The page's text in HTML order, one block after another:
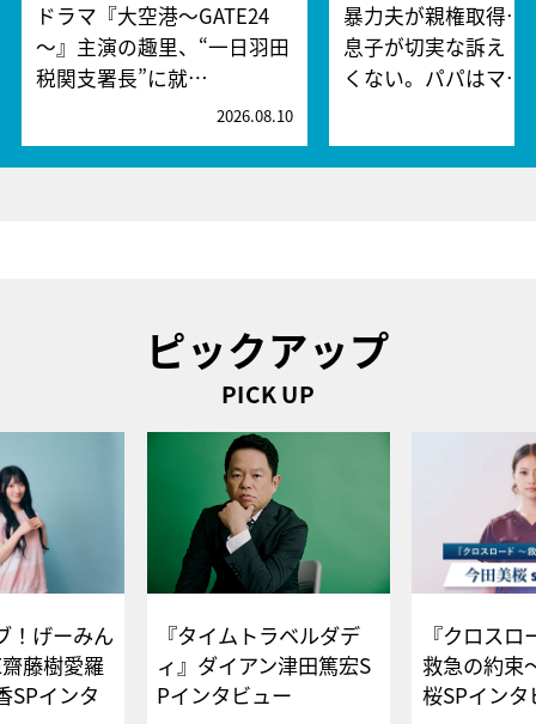
ドラマ『大空港～GATE24
～』主演の趣里、“一日羽田
税関支署長”に就…
2026.08.10
暴力夫が親権取得…
息子が切実な訴え「
くない。パパはマ…
ピックアップ
PICK UP
！げーみん
藤樹愛羅
SPインタ
『タイムトラベルダデ
ィ』ダイアン津田篤宏S
Pインタビュー
『クロス
救急の約束
桜SPイ